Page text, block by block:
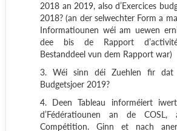
2018 an 2019, also d’Exercices
2018?(an der selwechter Form a
Informatiounen wéi am uewen
dee bis de Rapport
Bestanddeel vun dem Rapport war)
3. Wéi sinn déi Zuehlen fir dat
Budgetsjoer 2019?
4. Deen Tableau informéiert
d’Fédératiounen an de
Compétition. Ginn et nach